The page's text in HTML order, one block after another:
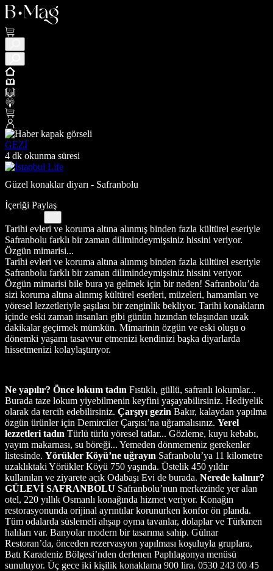
GEZİ
4 dk okunma süresi
Güzel konaklar diyarı - Safranbolu
İçeriği Paylaş
Tarihi evleri ve koruma altına alınmış binden fazla kültürel eseriyle
Safranbolu farklı bir zaman dilimindeymişsiniz hissini veriyor.
Özgün mimarisi...
Tarihi evleri ve koruma altına alınmış binden fazla kültürel eseriyle
Safranbolu farklı bir zaman dilimindeymişsiniz hissini veriyor.
Özgün mimarisi bile bura ya gelmek için bir neden! Safranbolu’da
sizi koruma altına alınmış kültürel eserleri, müzeleri, hamamları ve
yöresel lezzetleriyle şaşılası bir zenginlik bekliyor. Tarihi konakların
içinde eski zaman insanları gibi günün hızından telaşından uzak
dakikalar geçirmek mümkün. Mimarinin özgün ve eski oluşu o
dönemki yaşamı tasavvur etmenizi kendinizi başka diyarlarda
hissetmenizi kolaylaştırıyor.
Ne yapılır? Önce lokum tadın Fıstıklı, güllü, safranlı lokumlar...
Burada taze lokum yiyebilmenin keyfini yaşayabilirsiniz. Hediyelik
olarak da tercih edebilirsiniz. Çarşıyı gezin Bakır, kalaydan yapılma
özgün ürünler için Demirciler Çarşısı’na uğramalısınız. Yerel
lezzetleri tadın Türlü türlü yöresel tatlar... Gözleme, kuyu kebabı,
yayım makarnası, su böreği... Yemeden dönmemeniz gerekenler
listesinde. Yörükler Köyü’ne uğrayın Safranbolu’ya 11 kilometre
uzaklıktaki Yörükler Köyü 750 yaşında. Üstelik 450 yıldır
kullanılan ve ziyarete açık Odabaşı Evi de burada. Nerede kalınır?
GÜLEVİ SAFRANBOLU Safranbolu’nun merkezinde yer alan
otel, 220 yıllık Osmanlı konağında hizmet veriyor. Konağın
restorasyonunda orijinal ayrıntılar korunurken konfor ön planda.
Tüm odalarda süslemeli ahşap oyma tavanlar, dolaplar ve Türkmen
halıları var. Banyolar modern bir tasarıma sahip. Gülnar
Restoran’da, önceden rezervasyon yapılması koşuluyla gruplara,
Batı Karadeniz Bölgesi’nden derlenen Paphlagonya menüsü
sunuluyor. Üç gece iki kişilik konaklama 900 lira. 0530 243 00 45